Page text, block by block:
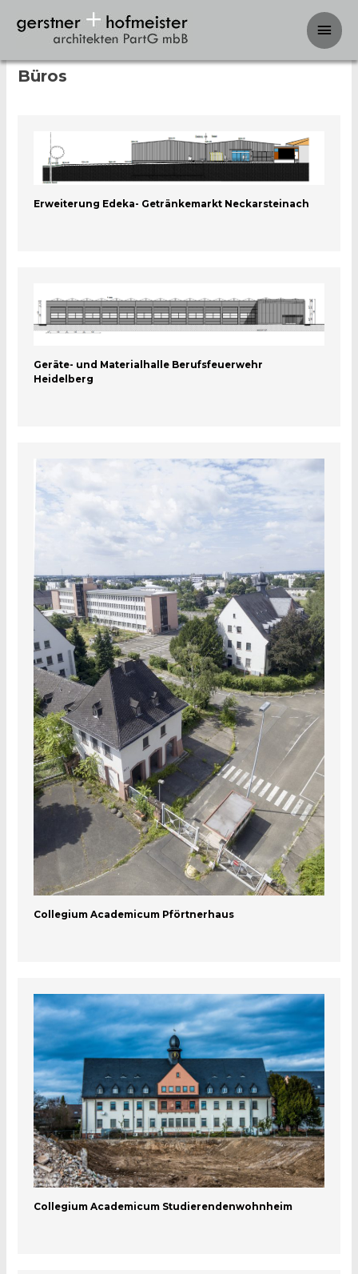
Öffentliche Bauten, Gewerbe und
Büros
Erweiterung Edeka- Getränkemarkt Neckarsteinach
Geräte- und Materialhalle Berufsfeuerwehr
Heidelberg
Collegium Academicum Pförtnerhaus
Collegium Academicum Studierendenwohnheim